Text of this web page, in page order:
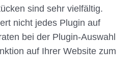
sind sehr vielfältig.
nicht jedes Plugin auf
bei der Plugin-Auswahl
auf Ihrer Website zum